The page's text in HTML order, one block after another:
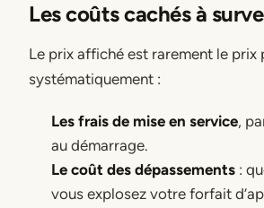
Les coûts cachés à
Le prix affiché est rarement le prix
systématiquement :
Les frais de mise en service,
au démarrage.
Le coût des dépassements:
vous explosez votre forfait